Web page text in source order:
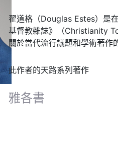
翟道格（Douglas Estes）是
基督教雜誌》（Christianity
關於當代流行議題和學術著作
此作者的天路系列著作
雅各書